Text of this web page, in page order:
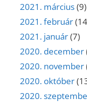
2021. március(9)
2021. február
2021. január(7)
2020. december
2020. november
2020. október
2020.